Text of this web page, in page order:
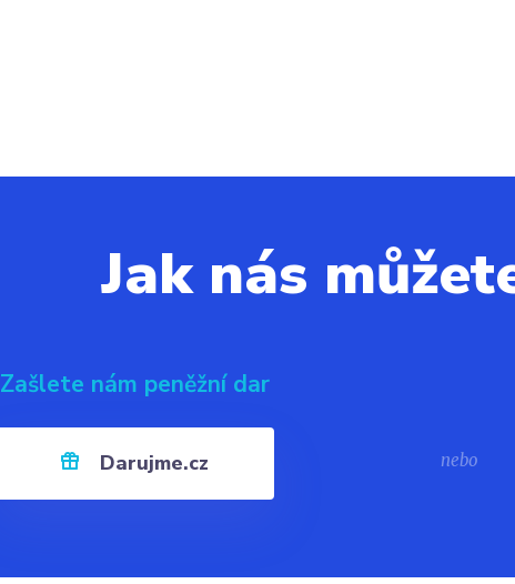
Jak nás
Zašlete nám peněžní dar
Darujme.cz nebo